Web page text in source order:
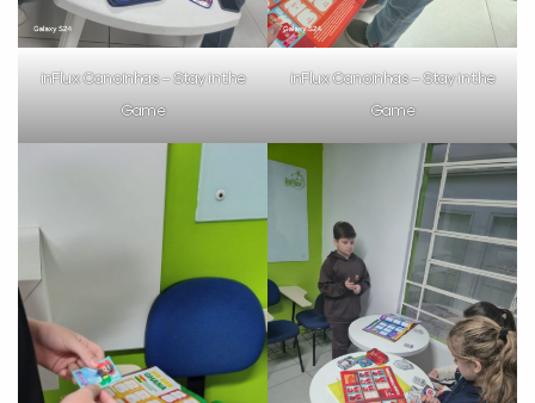
inFlux Canoinhas – Stay in the
Game
inFlux Canoinhas – Stay in the
Game